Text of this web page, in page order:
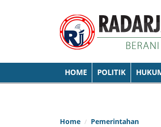
HOME POLITIK
Home Pemerintahan